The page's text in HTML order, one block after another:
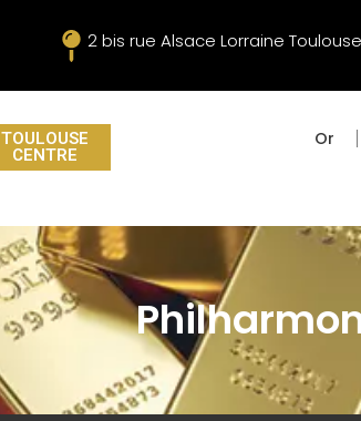
2 bis rue Alsace Lorraine
TOULOUSE
CENTRE
Or